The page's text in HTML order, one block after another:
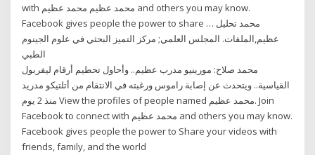
with ‎محمد عظيم محمد عظيم‎ and others you may know.
Facebook gives people the power to share … محمد تحليل
عظيم,الملفات. المجلس العلمي; مركز التميز البحثي في علوم الجينوم
الطبي
محمد صلاح: مورينيو مدرب عظيم.. وأحاول تحطيم أرقام ليفربول
القياسية.. ويتحدث عن إصابة راموس ورغبته في الانتقام من أتلتيكو مدريد
منذ 2 يوم View the profiles of people named ‎محمد عظيم‎. Join
Facebook to connect with ‎محمد عظيم‎ and others you may know.
Facebook gives people the power to Share your videos with
friends, family, and the world